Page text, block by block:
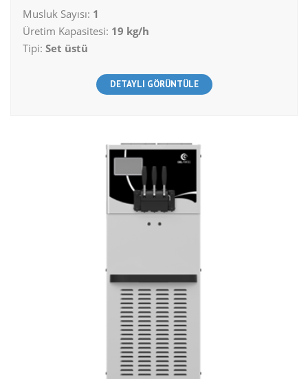
Musluk Sayısı: 1
Üretim Kapasitesi: 19 kg/h
Tipi: Set üstü
DETAYLI GÖRÜNTÜLE